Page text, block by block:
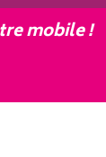
mobile !